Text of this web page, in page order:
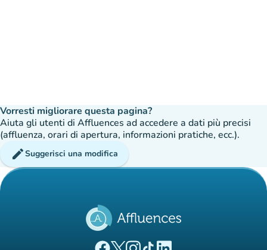
Vorresti migliorare questa pagina?
Aiuta gli utenti di Affluences ad accedere a dati più precisi
(affluenza, orari di apertura, informazioni pratiche, ecc.).
editSuggerisci una modifica
(nuova scheda)
(nuova scheda)
(nuova scheda)
(nuova scheda)